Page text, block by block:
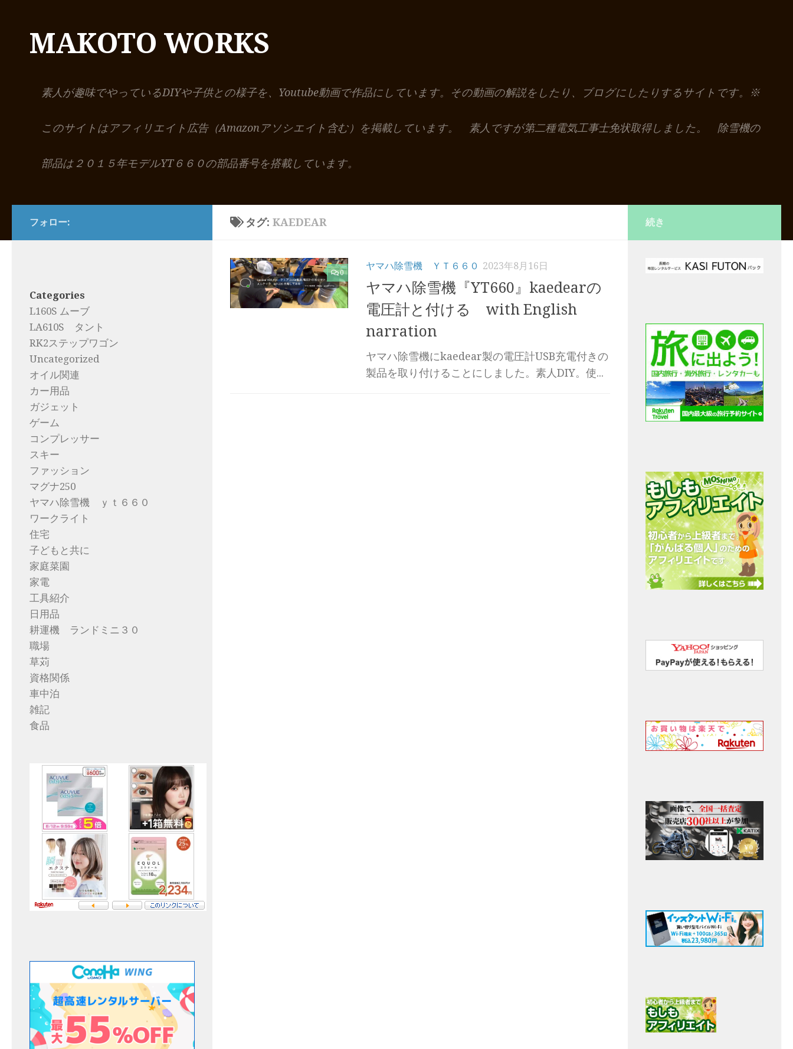
MAKOTO WORKS
素人が趣味でやっているDIYや子供との様子を、Youtube動画で作品にしています。その動画の解説をしたり、ブログにしたりするサイトです。※
このサイトはアフィリエイト広告（Amazonアソシエイト含む）を掲載しています。 素人ですが第二種電気工事士免状取得しました。 除雪機の
部品は２０１５年モデルYT６６０の部品番号を搭載しています。
タグ:KAEDEAR
0
ヤマハ除雪機 ＹＴ６６０ 2023年8月16日
ヤマハ除雪機『YT660』kaedearの
電圧計と付ける with English
narration
ヤマハ除雪機にkaedear製の電圧計USB充電付きの
製品を取り付けることにしました。素人DIY。使...
フォロー:
Categories
L160S ムーブ
LA610S タント
RK2ステップワゴン
Uncategorized
オイル関連
カー用品
ガジェット
ゲーム
コンプレッサー
スキー
ファッション
マグナ250
ヤマハ除雪機 ｙｔ６６０
ワークライト
住宅
子どもと共に
家庭菜園
家電
工具紹介
日用品
耕運機 ランドミニ３０
職場
草苅
資格関係
車中泊
雑記
食品
続き